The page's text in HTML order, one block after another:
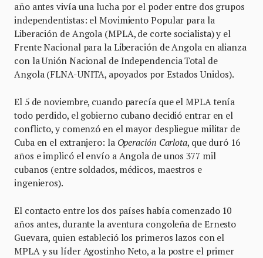
año antes vivía una lucha por el poder entre dos grupos
independentistas: el Movimiento Popular para la
Liberación de Angola (MPLA, de corte socialista) y el
Frente Nacional para la Liberación de Angola en alianza
con la Unión Nacional de Independencia Total de
Angola (FLNA-UNITA, apoyados por Estados Unidos).
El 5 de noviembre, cuando parecía que el MPLA tenía
todo perdido, el gobierno cubano decidió entrar en el
conflicto, y comenzó en el mayor despliegue militar de
Cuba en el extranjero: la Operación Carlota, que duró 16
años e implicó el envío a Angola de unos 377 mil
cubanos (entre soldados, médicos, maestros e
ingenieros).
El contacto entre los dos países había comenzado 10
años antes, durante la aventura congoleña de Ernesto
Guevara, quien estableció los primeros lazos con el
MPLA y su líder Agostinho Neto, a la postre el primer